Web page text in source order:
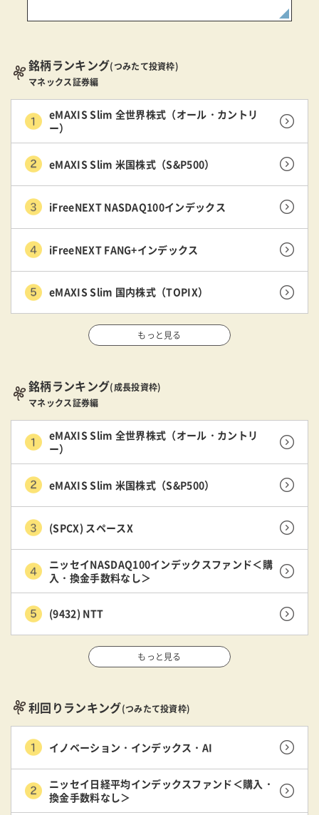
銘柄ランキング(つみたて投資枠)
マネックス証券編
eMAXIS Slim 全世界株式（オール・カントリ
ー）
eMAXIS Slim 米国株式（S&P500）
iFreeNEXT NASDAQ100インデックス
iFreeNEXT FANG+インデックス
eMAXIS Slim 国内株式（TOPIX）
もっと見る
銘柄ランキング(成長投資枠)
マネックス証券編
eMAXIS Slim 全世界株式（オール・カントリ
ー）
eMAXIS Slim 米国株式（S&P500）
(SPCX) スペースX
ニッセイNASDAQ100インデックスファンド＜購
入・換金手数料なし＞
(9432) NTT
もっと見る
利回りランキング(つみたて投資枠)
イノベーション・インデックス・AI
ニッセイ日経平均インデックスファンド＜購入・
換金手数料なし＞